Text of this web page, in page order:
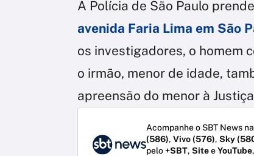
A Polícia de São Paulo
avenida Faria Lima em São
os investigadores, o homem
o irmão, menor de idade,
apreensão do menor à
Acompanhe o SBT News
(586), Vivo (576), Sky
pelo+SBT, SiteeYouTube